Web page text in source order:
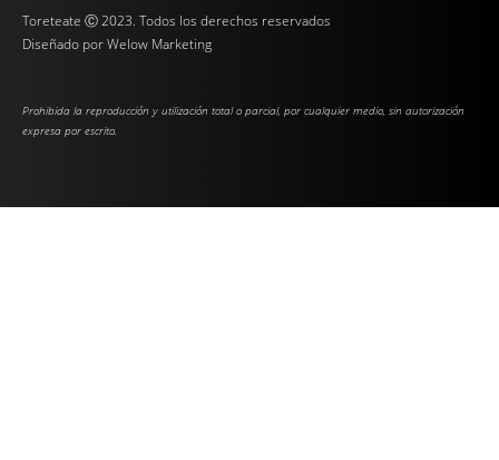
Toreteate Ⓒ 2023. Todos los derechos reservados
Diseñado porWelow Marketing
Prohibida la reproducción y utilización total o parcial, por cualquier medio, sin autorización
expresa por escrito.